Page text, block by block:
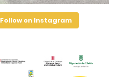
Follow on Instagram